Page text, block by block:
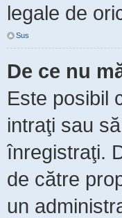
legale de
Sus
De ce nu
Este posibil
intraţi sau
înregistraţi.
de către
un